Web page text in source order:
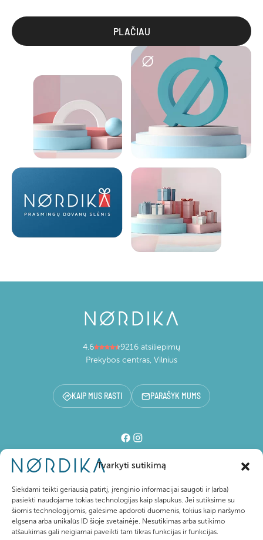
Tvarkyti sutikimą
Siekdami teikti geriausią patirtį, įrenginio informacijai saugoti ir (arba)
pasiekti naudojame tokias technologijas kaip slapukus. Jei sutiksime su
šiomis technologijomis, galėsime apdoroti duomenis, tokius kaip naršymo
elgsena arba unikalūs ID šioje svetainėje. Nesutikimas arba sutikimo
atšaukimas gali neigiamai paveikti tam tikras funkcijas ir funkcijas.
PLAČIAU
4.6
9216 atsiliepimų
Prekybos centras, Vilnius
KAIP MUS RASTI PARAŠYK MUMS
Lankytojams